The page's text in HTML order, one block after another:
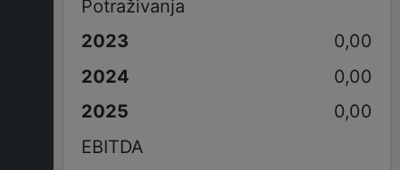
Potraživanja
0,00
0,00
0,00
EBITDA